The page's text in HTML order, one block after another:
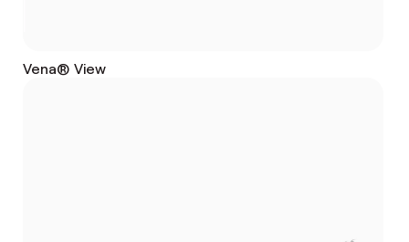
Vena® View